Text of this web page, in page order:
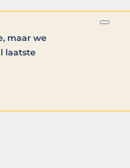
maar we
laatste